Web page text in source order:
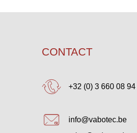
CONTACT
+32 (0) 3 660 08 94
info@vabotec.be